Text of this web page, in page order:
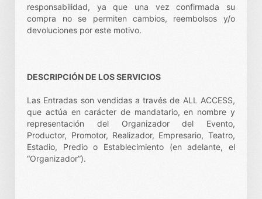
responsabilidad, ya que una vez confirmada su
compra no se permiten cambios, reembolsos y/o
devoluciones por este motivo.
DESCRIPCIÓN DE LOS SERVICIOS
Las Entradas son vendidas a través de ALL ACCESS,
que actúa en carácter de mandatario, en nombre y
representación del Organizador del Evento,
Productor, Promotor, Realizador, Empresario, Teatro,
Estadio, Predio o Establecimiento (en adelante, el
“Organizador”).